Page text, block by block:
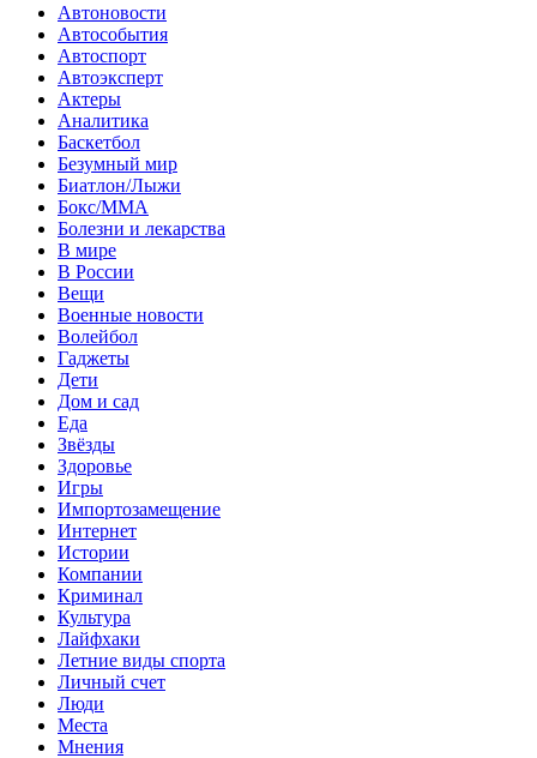
Автоновости
Автособытия
Автоспорт
Автоэксперт
Актеры
Аналитика
Баскетбол
Безумный мир
Биатлон/Лыжи
Бокс/MMA
Болезни и лекарства
В мире
В России
Вещи
Военные новости
Волейбол
Гаджеты
Дети
Дом и сад
Еда
Звёзды
Здоровье
Игры
Импортозамещение
Интернет
Истории
Компании
Криминал
Культура
Лайфхаки
Летние виды спорта
Личный счет
Люди
Места
Мнения